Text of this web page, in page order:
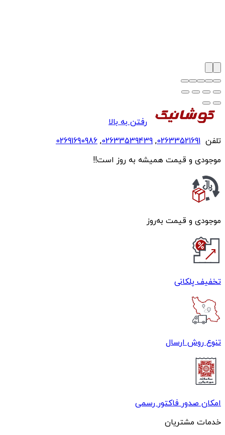
رفتن به بالا
تلفن 02633521691
,
02633539439
,
02691690986
موجودی و قیمت همیشه به روز است!!
موجودی و قیمت به‌روز
تخفیف پلکانی
تنوع روش ارسال
امکان صدور فاکتور رسمی
خدمات مشتریان